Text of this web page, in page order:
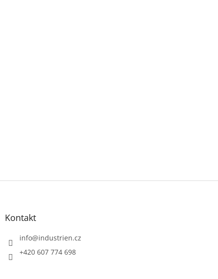
Z
Kontakt
info@industrien.cz
+420 607 774 698